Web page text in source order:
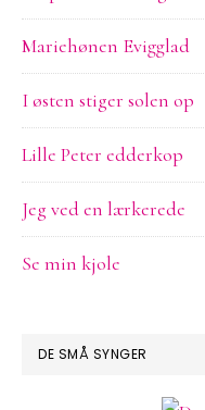
Mariehønen Evigglad
I østen stiger solen op
Lille Peter edderkop
Jeg ved en lærkerede
Se min kjole
DE SMÅ SYNGER